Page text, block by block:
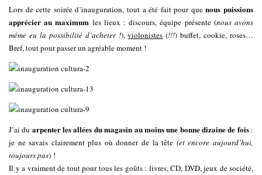
Lors de cette soirée d’inauguration, tout a été fait pour quenous puissions
apprécier au maximum les lieux : discours, équipe présente (nous avons
même eu la possibilité d’acheter !),violonistes (!!!) buffet, cookie, roses…
Bref, tout pour passer un agréable moment !
J’ai du arpenter les allées du magasin au moins une bonne dizaine de fois:
je ne savais clairement plus où donner de la tête (et encore aujourd’hui,
toujours pas) !
Il y a vraiment de tout pour tous les goûts : livres, CD, DVD, jeux de société,